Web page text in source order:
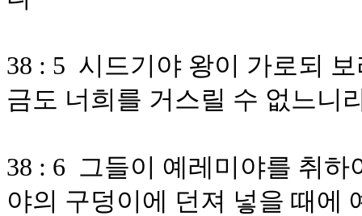
38 : 5 시드기야 왕이 가로되
금도 너희를 거스릴 수 없느니
38 : 6 그들이 예레미야를 취
야의 구덩이에 던져 넣을 때에